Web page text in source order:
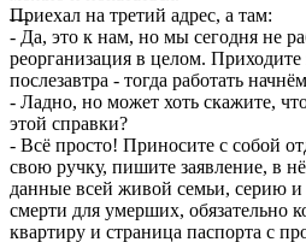
Приехал на третий адрес, а там:
- Да, это к нам, но мы сегодня не
реорганизация в целом.
послезавтра - тогда работать
- Ладно, но может хоть скажите,
этой справки?
- Всё просто! Приносите с собой
свою ручку, пишите заявление, в
данные всей живой семьи, серию и
смерти для умерших, обязательно
квартиру и страница паспорта с
—